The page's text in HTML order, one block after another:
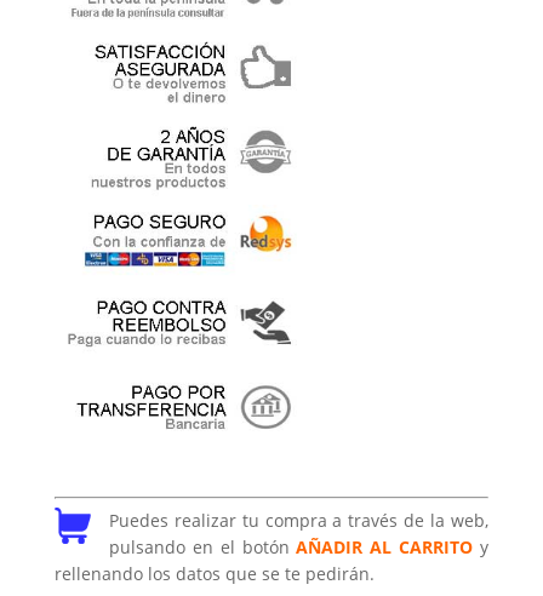
Puedes realizar tu compra a través de la web,
pulsando en el botónAÑADIR AL CARRITO y
rellenando los datos que se te pedirán.